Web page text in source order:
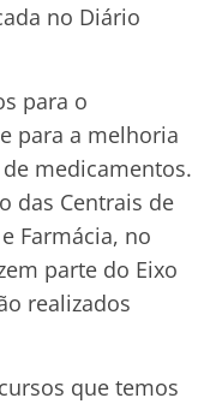
no Diário
para o
para a melhoria
medicamentos.
das Centrais de
Farmácia, no
parte do Eixo
realizados
que temos